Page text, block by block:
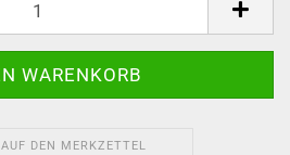
AUF DEN MERKZETTEL